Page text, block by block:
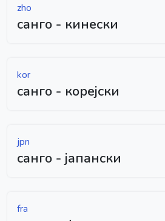
zho
санго - кинески
kor
санго - корејски
jpn
санго - јапански
fra